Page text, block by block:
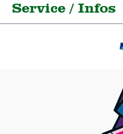
Service / Infos